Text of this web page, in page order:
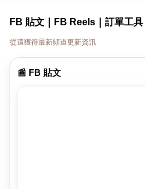
FB 貼文｜FB Reels｜訂單工具
從這獲得最新頻道更新資訊
📰 FB 貼文